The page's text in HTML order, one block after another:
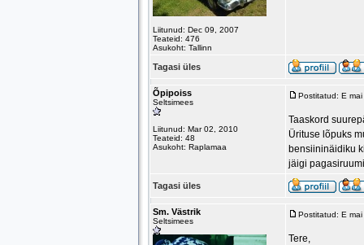
Liitunud: Dec 09, 2007
Teateid: 476
Asukoht: Tallinn
Tagasi üles
Õpipoiss
Seltsimees
Liitunud: Mar 02, 2010
Teateid: 48
Asukoht: Raplamaa
Postitatud: E
Taaskord
Ürituse lõpuks
bensiininäidiku
jäigi
Tagasi üles
Sm. Västrik
Seltsimees
Postitatud: E
Tere,